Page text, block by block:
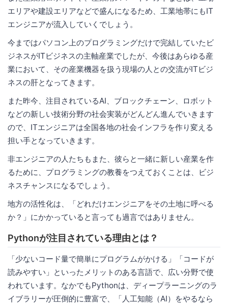
エリアや建設エリアなどで盛んになるため、工業地帯にもIT
エンジニアが流入していくでしょう。
今まではパソコン上のプログラミングだけで完結していたビ
ジネスがITビジネスの主軸産業でしたが、今後はあらゆる産
業において、その産業機器を扱う現場の人との交流がITビジ
ネスの肝となってきます。
また昨今、注目されているAI、ブロックチェーン、ロボット
などの新しい技術分野の社会実装がどんどん進んでいきます
ので、ITエンジニアは全国各地の社会インフラを作り変える
担い手となっていきます。
非エンジニアの人たちもまた、彼らと一緒に新しい産業を作
るために、プログラミングの教養をつえておくことは、ビジ
ネスチャンスになるでしょう。
地方の活性化は、「どれだけエンジニアをその土地に呼べる
か？」にかかっていると言っても過言ではありません。
Pythonが注目されている理由とは？
「少ないコード量で簡単にプログラムがかける」「コードが
読みやすい」といったメリットのある言語で、広い分野で使
われています。なかでもPythonは、ディープラーニングのラ
イブラリーが圧倒的に豊富で、「人工知能（AI）をやるなら